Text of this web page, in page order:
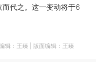
代之。这一变动将于6
辑：王臻 | 版面编辑：王臻